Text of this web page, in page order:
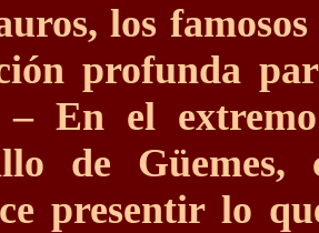
los
profunda
– En el
de
presentir lo